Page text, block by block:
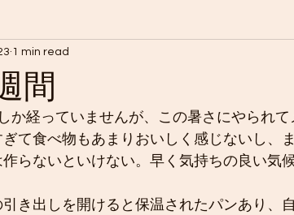
間
1 min read
か経っていませんが、この暑さにやられ
て食べ物もあまりおいしく感じないし、
らないといけない。早く気持ちの良い気
き出しを開けると保温されたパンあり、